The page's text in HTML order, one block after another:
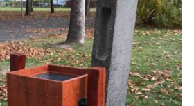
152,000Ft
AJÁNLATKÉRÉS